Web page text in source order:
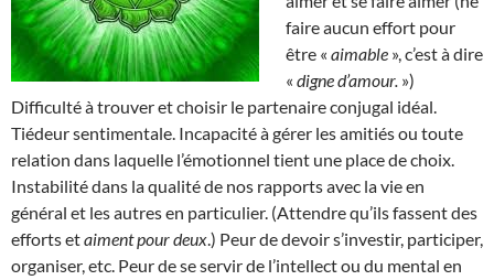
faire aucun effort pour
être « aimable », c’est à dire
« digne d’amour. »)
Difficulté à trouver et choisir le partenaire conjugal idéal.
Tiédeur sentimentale. Incapacité à gérer les amitiés ou toute
relation dans laquelle l’émotionnel tient une place de choix.
Instabilité dans la qualité de nos rapports avec la vie en
général et les autres en particulier. (Attendre qu’ils fassent des
efforts etaiment pour deux.) Peur de devoir s’investir, participer,
organiser, etc. Peur de se servir de l’intellect ou du mental en